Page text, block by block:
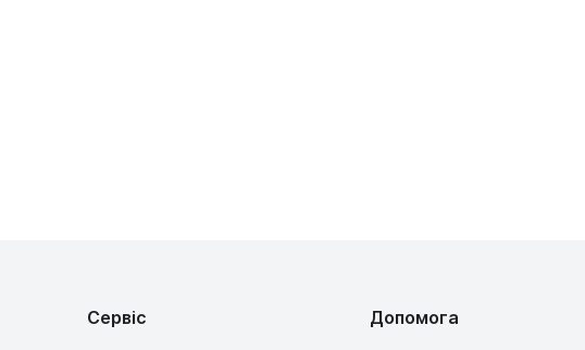
Сервіс Допомога